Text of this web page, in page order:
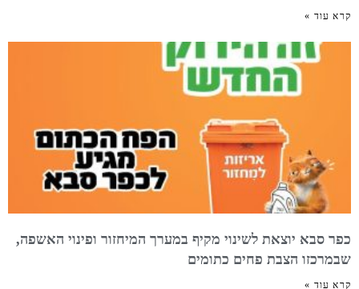
קרא עוד »
כפר סבא יוצאת לשינוי מקיף במערך המיחזור ופינוי האשפה,
שבמרכזו הצבת פחים כתומים
קרא עוד »